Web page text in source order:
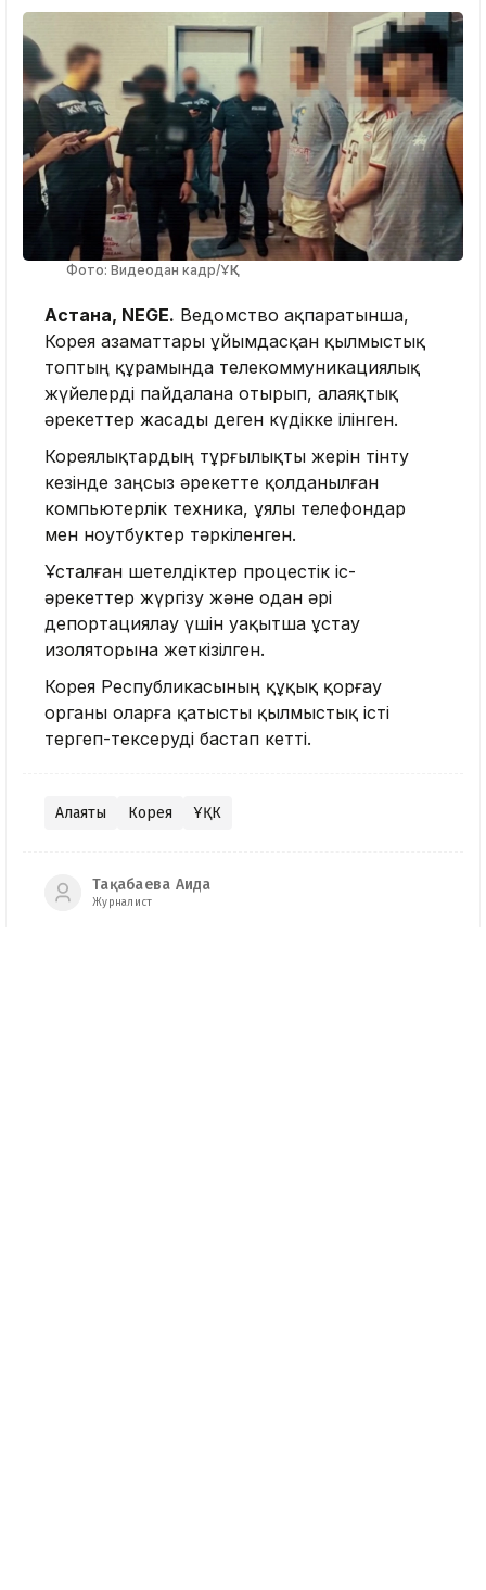
Фото: Видеодан кадр/ҰҚК
Астана, NEGE. Ведомство ақпаратынша,
Корея азаматтары ұйымдасқан қылмыстық
топтың құрамында телекоммуникациялық
жүйелерді пайдалана отырып, алаяқтық
әрекеттер жасады деген күдікке ілінген.
Кореялықтардың тұрғылықты жерін тінту
кезінде заңсыз әрекетте қолданылған
компьютерлік техника, ұялы телефондар
мен ноутбуктер тәркіленген.
Ұсталған шетелдіктер процестік іс-
әрекеттер жүргізу және одан әрі
депортациялау үшін уақытша ұстау
изоляторына жеткізілген.
Корея Республикасының құқық қорғау
органы оларға қатысты қылмыстық істі
тергеп-тексеруді бастап кетті.
Алаяқтық Корея ҰҚК
Тақабаева Аида
Журналист